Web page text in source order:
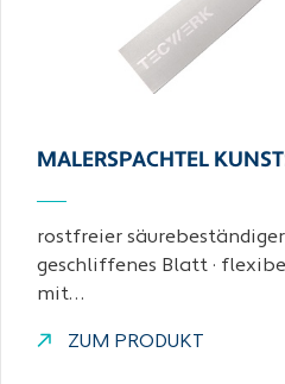
MALERSPACHTEL
rostfreier säurebeständiger
geschliffenes Blatt ·
mit…
ZUM PRODUKT